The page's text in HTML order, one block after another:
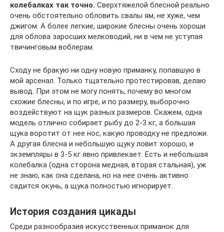
колебалках так точно. Сверхтяжелой блесной реально
очень обстоятельно обловить свалы ям, не хуже, чем
джигом. А более легкие, широкие блесны очень хороши
для облова заросших мелководий, ни в чем не уступая
твичинговым воблерам.
Сходу не бракую ни одну новую приманку, попавшую в
мой арсенал. Только тщательно протестировав, делаю
вывод. При этом не могу понять, почему во многом
схожие блесны, и по игре, и по размеру, выборочно
воздействуют на щук разных размеров. Скажем, одна
модель отлично собирает рыбу до 2-3 кг, а большая
щука воротит от нее нос, какую проводку не предложи.
А другая блесна и небольшую щуку ловит хорошо, и
экземпляры в 3-5 кг явно привлекает. Есть и небольшая
колебалка (одна сторона медная, вторая стальная), уж
не знаю, как она сделана, но на нее очень активно
садится окунь, а щука полностью игнорирует.
История создания цикады
Среди разнообразия искусственных приманок для